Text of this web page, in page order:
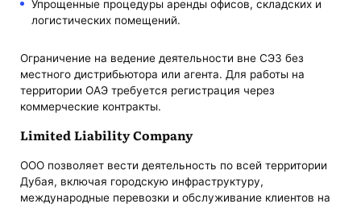
Упрощенные процедуры аренды офисов, складских и
логистических помещений.
Ограничение на ведение деятельности вне СЭЗ без
местного дистрибьютора или агента. Для работы на
территории ОАЭ требуется регистрация через
коммерческие контракты.
Limited Liability Company
ООО позволяет вести деятельность по всей территории
Дубая, включая городскую инфраструктуру,
международные перевозки и обслуживание клиентов на